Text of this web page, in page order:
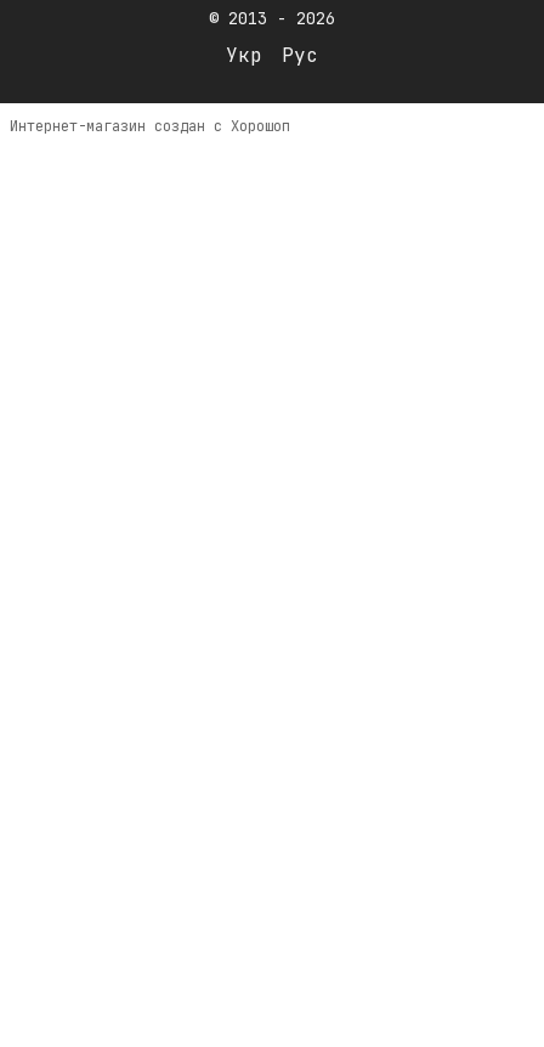
© 2013 - 2026
Укр Рус
Интернет-магазин создан с Хорошоп